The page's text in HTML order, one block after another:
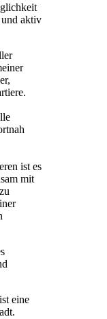
und aktiv
ist es
mit
eine